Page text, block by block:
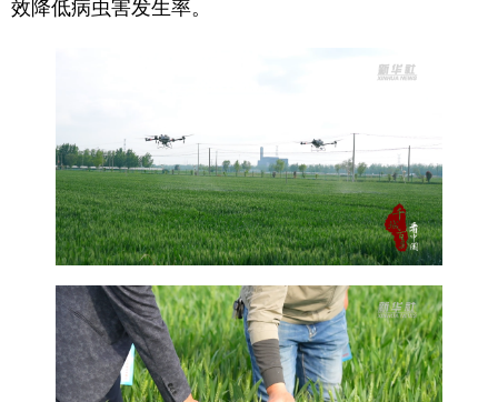
English Español
한국어
效降低病虫害发生率。